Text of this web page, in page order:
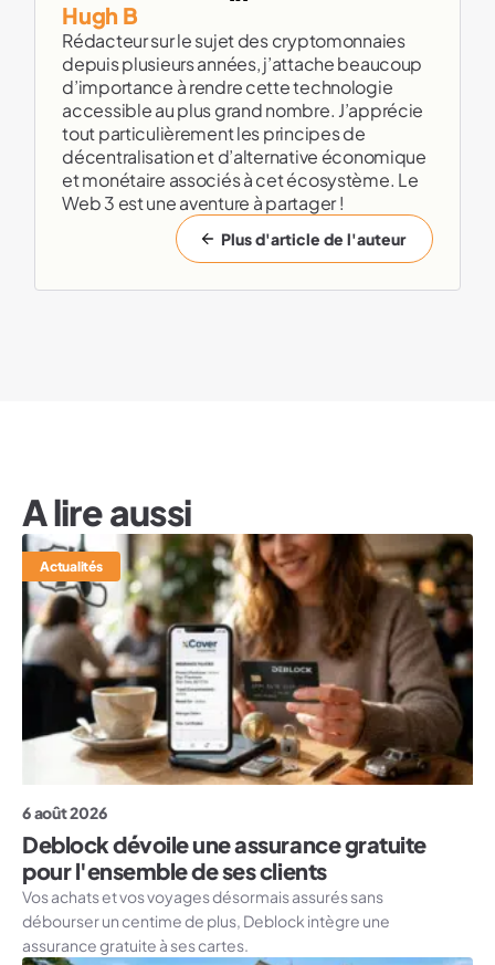
Hugh B
Rédacteur sur le sujet des cryptomonnaies
depuis plusieurs années, j’attache beaucoup
d’importance à rendre cette technologie
accessible au plus grand nombre. J’apprécie
tout particulièrement les principes de
décentralisation et d’alternative économique
et monétaire associés à cet écosystème. Le
Web 3 est une aventure à partager !
Plus d'article de l'auteur
A lire aussi
Actualités
6 août 2026
Deblock dévoile une assurance gratuite
pour l'ensemble de ses clients
Vos achats et vos voyages désormais assurés sans
débourser un centime de plus, Deblock intègre une
assurance gratuite à ses cartes.